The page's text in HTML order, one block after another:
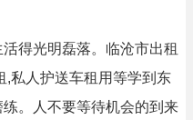
得光明磊落。临沧市出租
,私人护送车租用等学到东
。人不要等待机会的到来